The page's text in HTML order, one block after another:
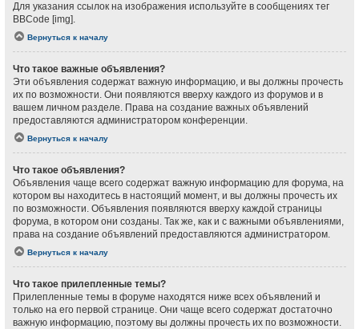
Для указания ссылок на изображения используйте в сообщениях тег
BBCode [img].
Вернуться к началу
Что такое важные объявления?
Эти объявления содержат важную информацию, и вы должны прочесть
их по возможности. Они появляются вверху каждого из форумов и в
вашем личном разделе. Права на создание важных объявлений
предоставляются администратором конференции.
Вернуться к началу
Что такое объявления?
Объявления чаще всего содержат важную информацию для форума, на
котором вы находитесь в настоящий момент, и вы должны прочесть их
по возможности. Объявления появляются вверху каждой страницы
форума, в котором они созданы. Так же, как и с важными объявлениями,
права на создание объявлений предоставляются администратором.
Вернуться к началу
Что такое прилепленные темы?
Прилепленные темы в форуме находятся ниже всех объявлений и
только на его первой странице. Они чаще всего содержат достаточно
важную информацию, поэтому вы должны прочесть их по возможности.